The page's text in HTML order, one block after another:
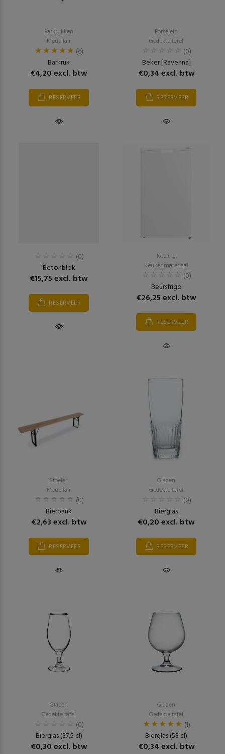
Barkrukken
Meubilair
(6)
Barkruk
€4,20 excl. btw
RESERVEER
Porselein
Gedekte tafel
(0)
Beker [Ravenna]
€0,34 excl. btw
RESERVEER
(0)
Betonblok
€15,75 excl. btw
RESERVEER
Koeling
Keukenmateriaal
(0)
Beursfrigo
€26,25 excl. btw
RESERVEER
Stoelen
Meubilair
(0)
Bierbank
€2,63 excl. btw
RESERVEER
Glazen
Gedekte tafel
(0)
Bierglas
€0,20 excl. btw
RESERVEER
Glazen
Gedekte tafel
(0)
Bierglas (37,5 cl)
€0,30 excl. btw
Glazen
Gedekte tafel
(1)
Bierglas (53 cl)
€0,34 excl. btw